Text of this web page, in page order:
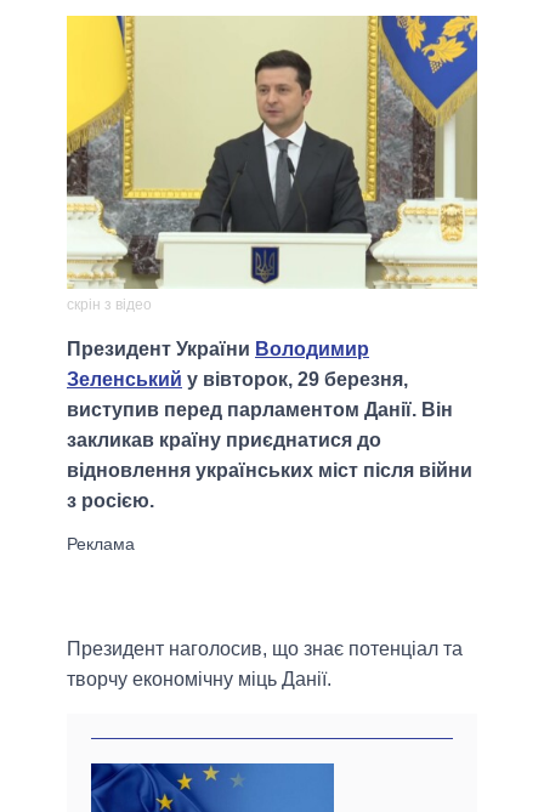
скрін з відео
Президент України Володимир
Зеленський у вівторок, 29 березня,
виступив перед парламентом Данії. Він
закликав країну приєднатися до
відновлення українських міст після війни
з росією.
Президент наголосив, що знає потенціал та
творчу економічну міць Данії.